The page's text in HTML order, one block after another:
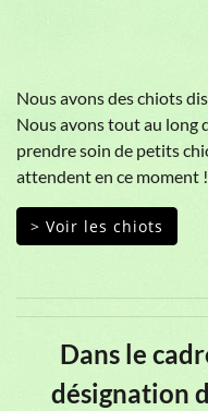
Nous avons des chiots
Nous avons tout au long
prendre soin de petits
attendent en ce moment !
> Voir les chiots
Dans le
désignation